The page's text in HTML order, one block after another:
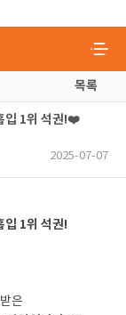
목록
입 1위 석권!❤️
2025-07-07
1위 석권!
은